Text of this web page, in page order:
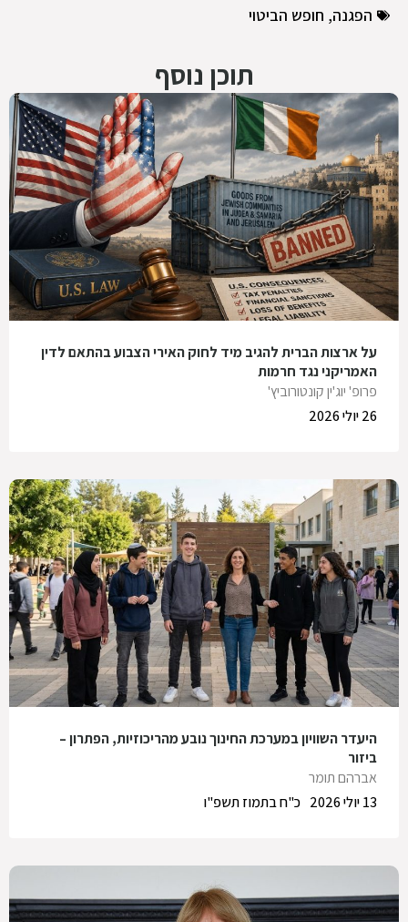
הפגנה, חופש הביטוי
תוכן נוסף
על ארצות הברית להגיב מיד לחוק האירי הצבוע בהתאם לדין
האמריקני נגד חרמות
פרופ' יוג'ין קונטורוביץ'
26 יולי 2026
היעדר השוויון במערכת החינוך נובע מהריכוזיות, הפתרון –
ביזור
אברהם תומר
כ"ח בתמוז תשפ"ו
13 יולי 2026